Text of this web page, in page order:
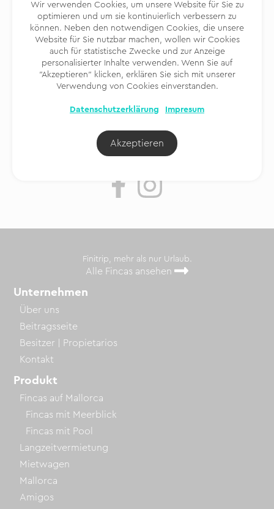
Bleiben wir in Kontakt
Informieren Sie sich über Sonderangebote und Neuigkeiten
Ja, ich möchte den Newsletter erhalten,
Konditionen
Folgen Sie uns
Finitrip, mehr als nur Urlaub.
Alle Fincas ansehen
Unternehmen
Über uns
Beitragsseite
Besitzer | Propietarios
Kontakt
Produkt
Fincas auf Mallorca
Fincas mit Meerblick
Fincas mit Pool
Langzeitvermietung
Mietwagen
Mallorca
Amigos
Wir verwenden Cookies, um unsere Website für Sie zu
optimieren und um sie kontinuierlich verbessern zu
können. Neben den notwendigen Cookies, die unsere
Website für Sie nutzbar machen, wollen wir Cookies
auch für statistische Zwecke und zur Anzeige
personalisierter Inhalte verwenden. Wenn Sie auf
"Akzeptieren" klicken, erklären Sie sich mit unserer
Verwendung von Cookies einverstanden.
Datenschutzerklärung Impresum
Akzeptieren